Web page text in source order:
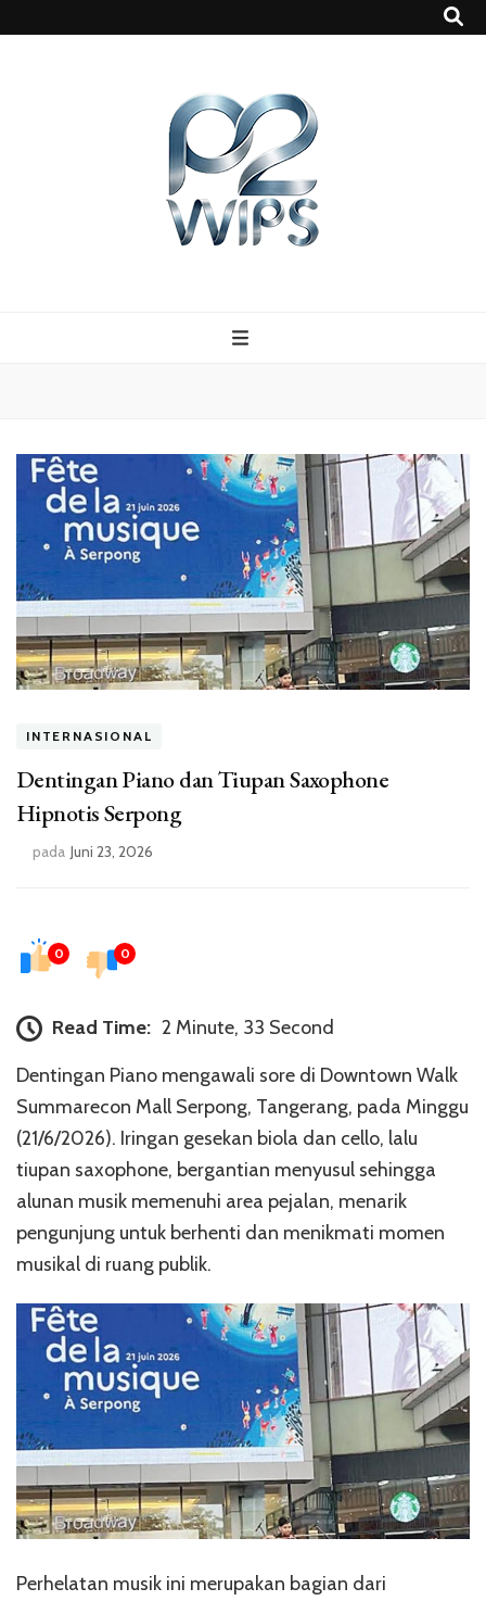
INTERNASIONAL
Dentingan Piano dan Tiupan Saxophone
Hipnotis Serpong
pada Juni 23, 2026
0 0
Read Time: 2 Minute, 33 Second
Dentingan Piano mengawali sore di Downtown Walk
Summarecon Mall Serpong, Tangerang, pada Minggu
(21/6/2026). Iringan gesekan biola dan cello, lalu
tiupan saxophone, bergantian menyusul sehingga
alunan musik memenuhi area pejalan, menarik
pengunjung untuk berhenti dan menikmati momen
musikal di ruang publik.
Perhelatan musik ini merupakan bagian dari